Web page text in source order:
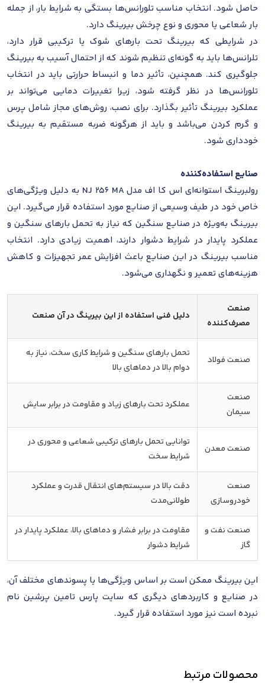
حاصل شود. انتخاب مناسب تلورانس‌ها بستگی به شرایط بار، از جمله
بار شعاعی یا محوری و نوع چرخش بیرینگ دارد.
در شرایطی که بیرینگ تحت بارهای شوک یا ترکیبی قرار دارد،
تلرانس‌ها باید به گونه‌ای تنظیم شوند که از احتمال آسیب به بیرینگ
جلوگیری کند. همچنین، تأثیر دما و انبساط حرارتی باید در انتخاب
تلورانس‌ها در نظر گرفته شود، زیرا تغییرات دمایی می‌تواند بر
عملکرد بیرینگ تأثیر بگذارد. برای نصب، روش‌های مجاز شامل پرس
و گرم کردن می‌باشد و باید از هرگونه ضربه مستقیم به بیرینگ
خودداری شود.
صنایع استفاده‌کننده
رولبرینگ استوانه‌ای اس کا اف مدل NJ 256 MA به دلیل ویژگی‌های
خاص خود در طیف وسیعی از صنایع مورد استفاده قرار می‌گیرد. این
بیرینگ به‌ویژه در صنایع سنگین که نیاز به تحمل بارهای سنگین و
عملکرد پایدار در شرایط دشوار دارند، اهمیت زیادی دارد. انتخاب
مناسب بیرینگ در این صنایع باعث افزایش عمر تجهیزات و کاهش
هزینه‌های تعمیر و نگهداری می‌شود.
صنعت
مصرف‌کننده
دلیل فنی استفاده از این بیرینگ در آن صنعت
صنعت فولاد
تحمل بارهای سنگین و شرایط کاری سخت، نیاز به
دوام بالا در دماهای بالا
صنعت
سیمان
عملکرد تحت بارهای زیاد و مقاومت در برابر سایش
صنعت معدن
توانایی تحمل بارهای ترکیبی شعاعی و محوری در
شرایط سخت
صنعت
خودروسازی
دقت بالا در سیستم‌های انتقال قدرت و عملکرد
طولانی‌مدت
صنعت نفت و
گاز
مقاومت در برابر فشار و دماهای بالا، عملکرد پایدار در
شرایط دشوار
این بیرینگ ممکن است بر اساس ویژگی‌ها یا پسوندهای مختلف آن،
در صنایع و کاربردهای دیگری که سایت پارس تامین پرشین نام
نبرده است نیز مورد استفاده قرار گیرد.
محصولات مرتبط